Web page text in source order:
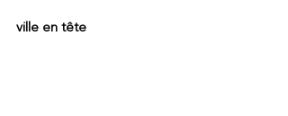
ville en tête